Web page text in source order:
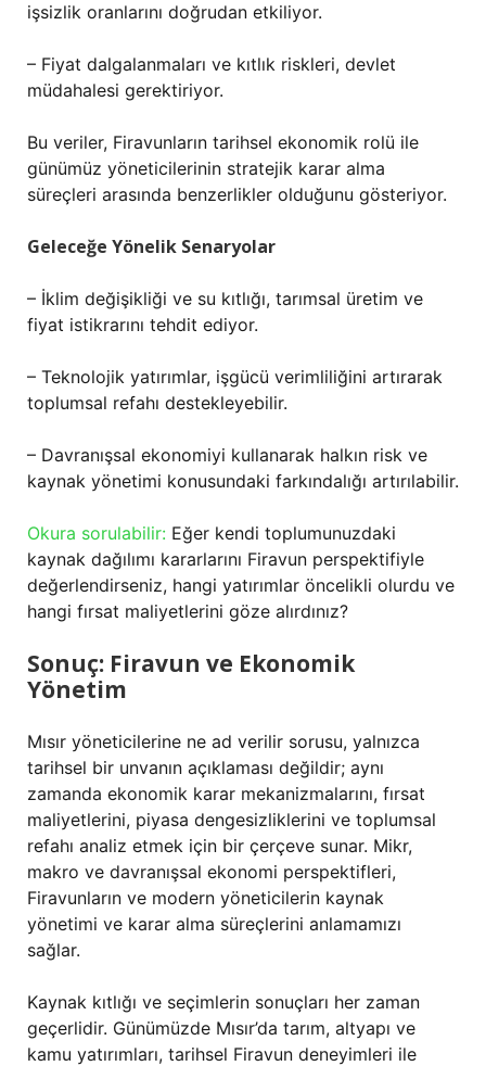
işsizlik oranlarını doğrudan etkiliyor.
– Fiyat dalgalanmaları ve kıtlık riskleri, devlet
müdahalesi gerektiriyor.
Bu veriler, Firavunların tarihsel ekonomik rolü ile
günümüz yöneticilerinin stratejik karar alma
süreçleri arasında benzerlikler olduğunu gösteriyor.
Geleceğe Yönelik Senaryolar
– İklim değişikliği ve su kıtlığı, tarımsal üretim ve
fiyat istikrarını tehdit ediyor.
– Teknolojik yatırımlar, işgücü verimliliğini artırarak
toplumsal refahı destekleyebilir.
– Davranışsal ekonomiyi kullanarak halkın risk ve
kaynak yönetimi konusundaki farkındalığı artırılabilir.
Okura sorulabilir: Eğer kendi toplumunuzdaki
kaynak dağılımı kararlarını Firavun perspektifiyle
değerlendirseniz, hangi yatırımlar öncelikli olurdu ve
hangi fırsat maliyetlerini göze alırdınız?
Sonuç: Firavun ve Ekonomik
Yönetim
Mısır yöneticilerine ne ad verilir sorusu, yalnızca
tarihsel bir unvanın açıklaması değildir; aynı
zamanda ekonomik karar mekanizmalarını, fırsat
maliyetlerini, piyasa dengesizliklerini ve toplumsal
refahı analiz etmek için bir çerçeve sunar. Mikr,
makro ve davranışsal ekonomi perspektifleri,
Firavunların ve modern yöneticilerin kaynak
yönetimi ve karar alma süreçlerini anlamamızı
sağlar.
Kaynak kıtlığı ve seçimlerin sonuçları her zaman
geçerlidir. Günümüzde Mısır’da tarım, altyapı ve
kamu yatırımları, tarihsel Firavun deneyimleri ile